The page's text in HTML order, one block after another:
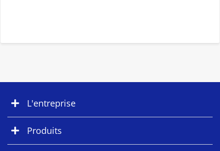
L'entreprise
Produits